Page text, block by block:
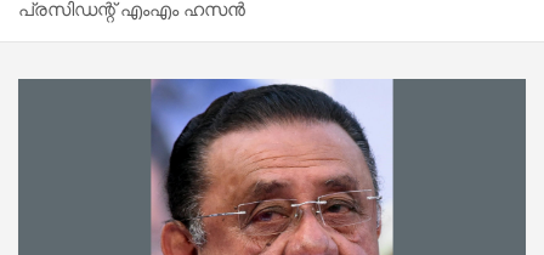
പ്രസിഡന്റ് എംഎം ഹസന്‍